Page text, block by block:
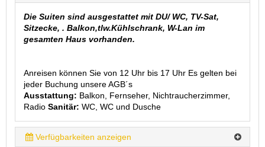
Die Suiten sind ausgestattet mit DU/ WC, TV-Sat,
Sitzecke, . Balkon,tlw.Kühlschrank, W-Lan im
gesamten Haus vorhanden.
Anreisen können Sie von 12 Uhr bis 17 Uhr Es gelten bei
jeder Buchung unsere AGB´s
Ausstattung: Balkon, Fernseher, Nichtraucherzimmer,
Radio Sanitär: WC, WC und Dusche
Verfügbarkeiten anzeigen